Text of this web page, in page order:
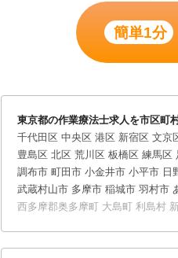
簡単1分
東京都の作業療法士求人を市区町
千代田区 中央区 港区 新宿区 文京
豊島区 北区 荒川区 板橋区 練馬区
調布市 町田市 小金井市 小平市 日
武蔵村山市 多摩市 稲城市 羽村市
西多摩郡奥多摩町 大島町 利島村